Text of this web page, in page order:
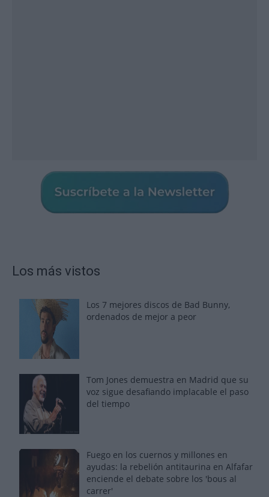
Los más vistos
Los 7 mejores discos de Bad Bunny,
ordenados de mejor a peor
Tom Jones demuestra en Madrid que su
voz sigue desafiando implacable el paso
del tiempo
Fuego en los cuernos y millones en
ayudas: la rebelión antitaurina en Alfafar
enciende el debate sobre los 'bous al
carrer'